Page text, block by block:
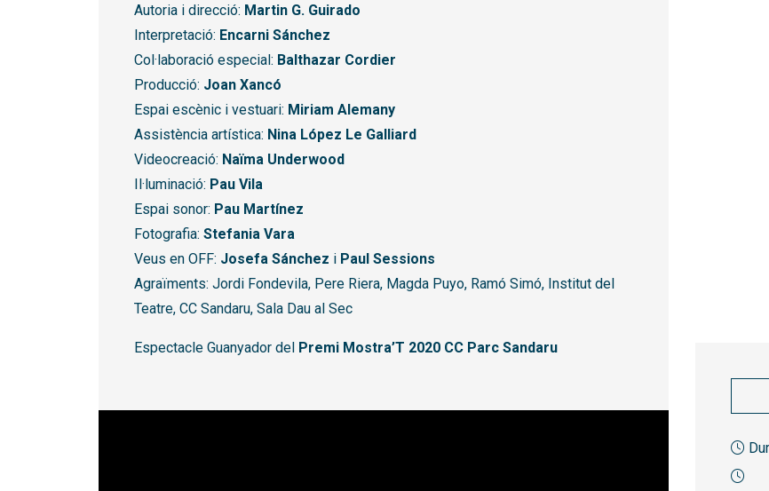
Autoria i direcció: Martin G. Guirado
Interpretació: Encarni Sánchez
Col·laboració especial: Balthazar Cordier
Producció: Joan Xancó
Espai escènic i vestuari: Miriam Alemany
Assistència artística: Nina López Le Galliard
Videocreació: Naïma Underwood
Il·luminació: Pau Vila
Espai sonor: Pau Martínez
Fotografia: Stefania Vara
Veus en OFF: Josefa Sánchez i Paul Sessions
Agraïments: Jordi Fondevila, Pere Riera, Magda Puyo, Ramó Simó, Institut del
Teatre, CC Sandaru, Sala Dau al Sec
Espectacle Guanyador del Premi Mostra’T 2020 CC Parc Sandaru